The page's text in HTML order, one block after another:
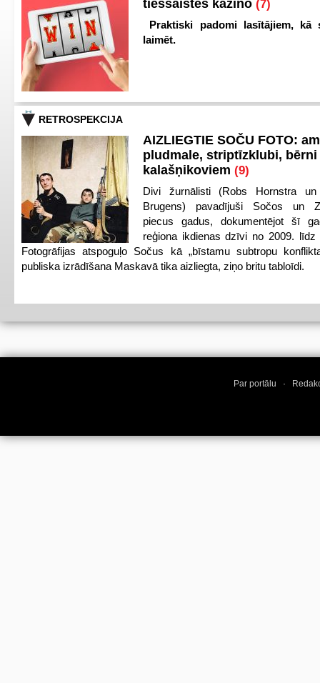
tiešsaistes kazino (7)
Praktiski padomi lasītājiem, kā
laimēt.
RETROSPEKCIJA
AIZLIEGTIE SOČU FOTO:
pludmale, striptīzklubi, bērni
kalašņikoviem (9)
Divi žurnālisti (Robs Hornstra
Brugens) pavadījuši Sočos un
piecus gadus, dokumentējot šī
reģiona ikdienas dzīvi no 2009. līdz
Fotogrāfijas atspoguļo Sočus kā „bīstamu subtropu
publiska izrādīšana Maskavā tika aizliegta, ziņo britu tabloīdi.
Par portālu ·